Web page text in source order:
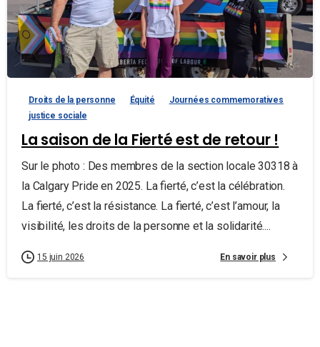
Droits de la personne Équité
Journées commemoratives
justice sociale
La saison de la Fierté est de retour !
Sur le photo : Des membres de la section locale 30318 à
la Calgary Pride en 2025. La fierté, c’est la célébration.
La fierté, c’est la résistance. La fierté, c’est l’amour, la
visibilité, les droits de la personne et la solidarité....
15 juin 2026 En savoir plus